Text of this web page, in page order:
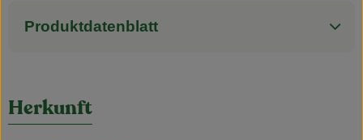
Produktdatenblatt
Herkunft